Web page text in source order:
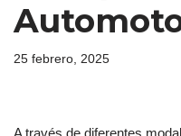
25 febrero, 2025